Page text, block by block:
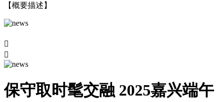
【概要描述】


保守取时髦交融 2025嘉兴端午